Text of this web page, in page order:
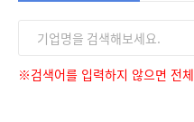
※검색어를 입력하지 않으면 전